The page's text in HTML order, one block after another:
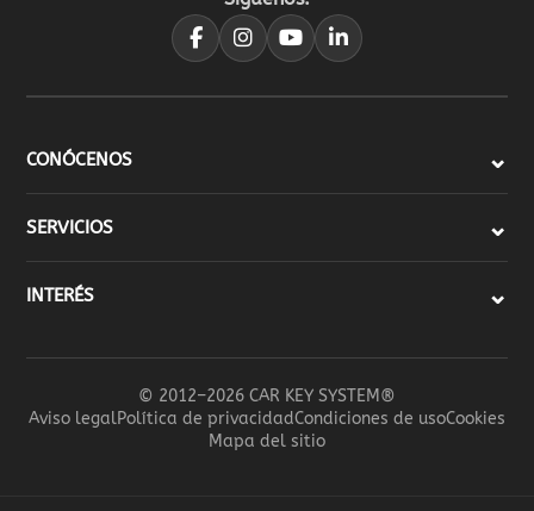
CONÓCENOS
SERVICIOS
INTERÉS
© 2012–2026 CAR KEY SYSTEM®
Aviso legalPolítica de privacidadCondiciones de usoCookies
Mapa del sitio